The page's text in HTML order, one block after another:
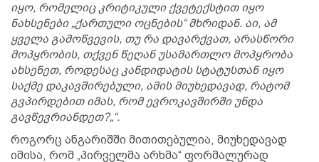
იყო, რომელიც კრიტიკული ქვეტექსტით იყო
ნახსენები „ქართული ოცნების“ მხრიდან. აი, ამ
ყველა გამოწვევის, თუ რა დავარქვათ, არასწორი
მოპყრობის, თქვენ წეღან უსამართლო მოპყრობა
ახსენეთ, როდესაც კანდიდატის სტატუსთან იყო
საქმე დაკავშირებული, ამის მიუხედავად, რატომ
გვპირდებით იმას, რომ ევროკავშირში უნდა
გავწევრიანდეთ?„“.
როგორც ანგარიშში მითითებულია, მიუხედავად
იმისა, რომ „პირველმა არხმა“ ფორმალურად